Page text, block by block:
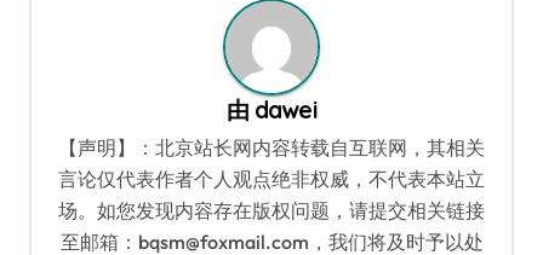
由 dawei
【声明】：北京站长网内容转载自互联网，其相关
言论仅代表作者个人观点绝非权威，不代表本站立
场。如您发现内容存在版权问题，请提交相关链接
至邮箱：bqsm@foxmail.com，我们将及时予以处